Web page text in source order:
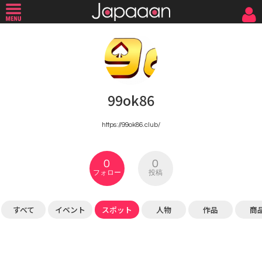
99ok86
https://99ok86.club/
0
フォロー
0
投稿
すべて イベント スポット 人物 作品 商